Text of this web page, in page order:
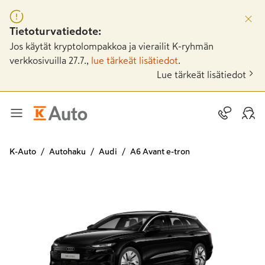
Tietoturvatiedote:
Jos käytät kryptolompakkoa ja vierailit K-ryhmän
verkkosivuilla 27.7.,
lue tärkeät lisätiedot
Lue tärkeät lisätiedot
K-Auto Autohaku Audi A6 Avant e-tron